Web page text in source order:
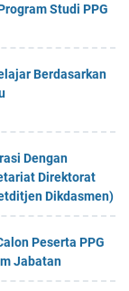
Studi PPG
Berdasarkan
Dengan
Direktorat
Dikdasmen)
Peserta PPG
Jabatan